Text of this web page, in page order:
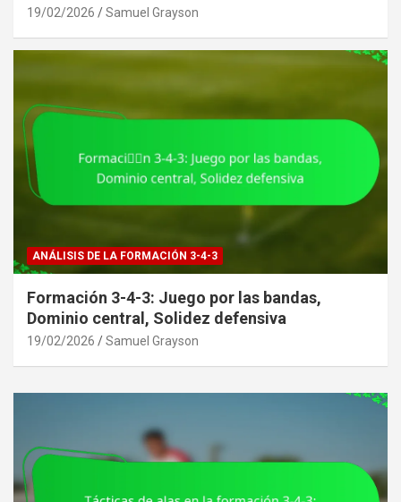
19/02/2026 Samuel Grayson
ANÁLISIS DE LA FORMACIÓN 3-4-3
Formación 3-4-3: Juego por las bandas,
Dominio central, Solidez defensiva
19/02/2026 Samuel Grayson